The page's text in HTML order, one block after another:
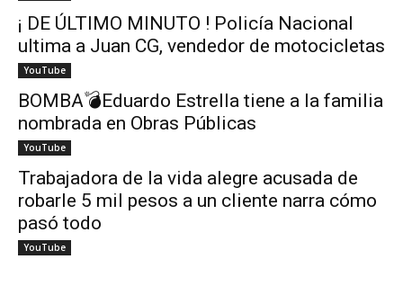
¡ DE ÚLTIMO MINUTO ! Policía Nacional
ultima a Juan CG, vendedor de motocicletas
YouTube
BOMBA💣Eduardo Estrella tiene a la familia
nombrada en Obras Públicas
YouTube
Trabajadora de la vida alegre acusada de
robarle 5 mil pesos a un cliente narra cómo
pasó todo
YouTube